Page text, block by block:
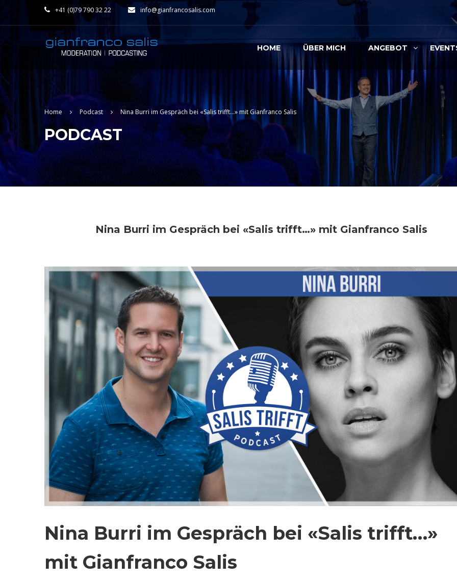
+41 (0)79 790 32 22 info@gianfrancosalis.com
HOME ÜBER MICH ANGEBOT
Home Podcast Nina Burri im Gespräch bei «Salis trifft…» mit Gianfranco Salis
PODCAST
Nina Burri im Gespräch bei «Salis trifft…» mit Gianfranco Salis
Nina Burri im Gespräch bei «Salis trifft…»
mit Gianfranco Salis